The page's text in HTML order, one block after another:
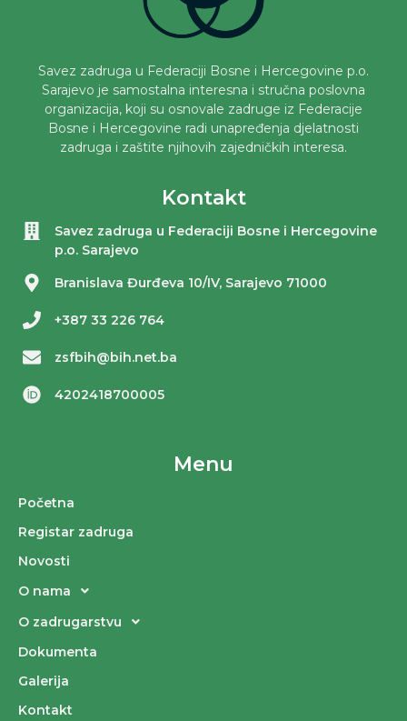
Savez zadruga u Federaciji Bosne i Hercegovine p.o.
Sarajevo je samostalna interesna i stručna poslovna
organizacija, koji su osnovale zadruge iz Federacije
Bosne i Hercegovine radi unapređenja djelatnosti
zadruga i zaštite njihovih zajedničkih interesa.
Kontakt
Savez zadruga u Federaciji Bosne i Hercegovine
p.o. Sarajevo
Branislava Đurđeva 10/IV, Sarajevo 71000
+387 33 226 764
zsfbih@bih.net.ba
4202418700005
Menu
Početna
Registar zadruga
Novosti
O nama
O zadrugarstvu
Dokumenta
Galerija
Kontakt